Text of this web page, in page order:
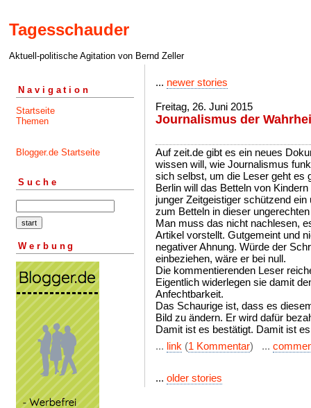
Tagesschauder
Aktuell-politische Agitation von Bernd Zeller
Navigation
Startseite
Themen
Blogger.de Startseite
Suche
Werbung
... newer stories
Freitag, 26. Juni 2015
Journalismus der
Auf zeit.de gibt es ein neues
wissen will, wie Journalismus
sich selbst, um die Leser geht es
Berlin will das Betteln von
junger Zeitgeistiger schützend
zum Betteln in dieser
Man muss das nicht nachlesen,
Artikel vorstellt. Gutgemeint und
negativer Ahnung. Würde der
einbeziehen, wäre er bei null.
Die kommentierenden Leser
Eigentlich widerlegen sie damit
Anfechtbarkeit.
Das Schaurige ist, dass es
Bild zu ändern. Er wird dafür
Damit ist es bestätigt. Damit ist
... link (1 Kommentar) ...
... older stories